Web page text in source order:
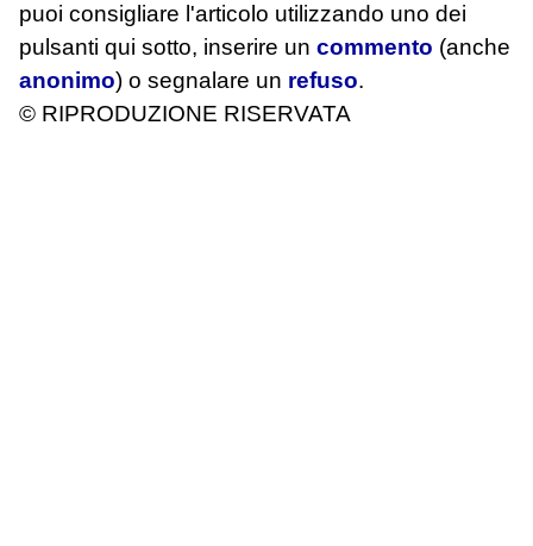
puoi consigliare l'articolo utilizzando uno dei
pulsanti qui sotto, inserire un commento (anche
anonimo) o segnalare un refuso.
© RIPRODUZIONE RISERVATA